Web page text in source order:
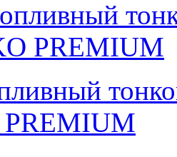
PREMIUM